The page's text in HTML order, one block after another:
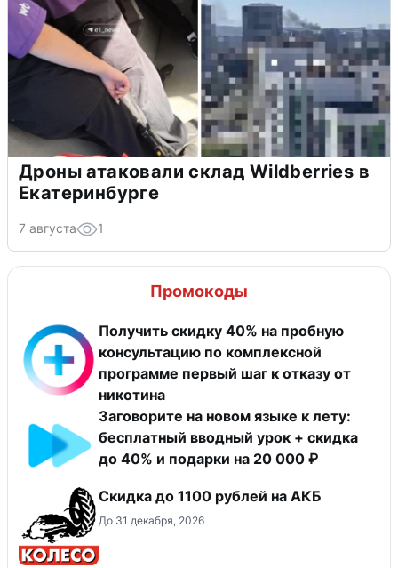
Дроны атаковали склад Wildberries в
Екатеринбурге
7 августа 1
Промокоды
Получить скидку 40% на пробную
консультацию по комплексной
программе первый шаг к отказу от
никотина
Заговорите на новом языке к лету:
бесплатный вводный урок + скидка
до 40% и подарки на 20 000 ₽
Скидка до 1100 рублей на АКБ
До 31 декабря, 2026